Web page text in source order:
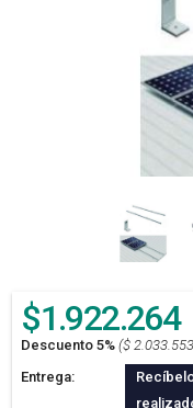
$1.922.264
Descuento 5% ($
Entrega: